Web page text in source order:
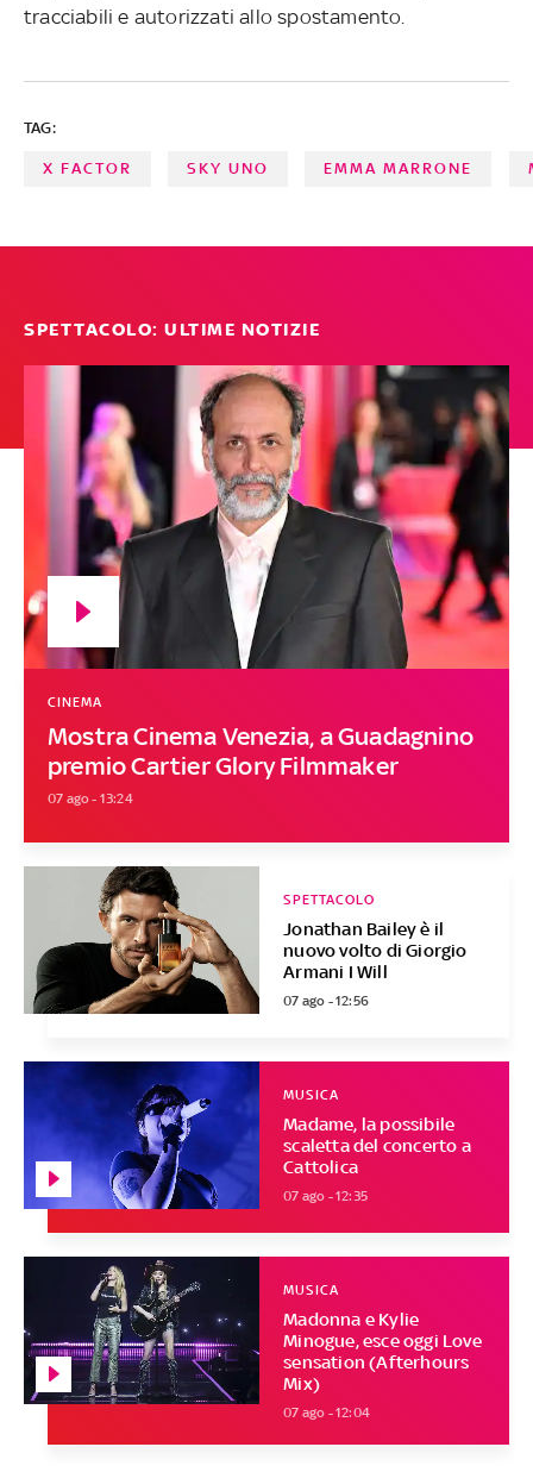
tracciabili e autorizzati allo spostamento.
TAG:
X FACTOR SKY UNO EMMA MARRONE
SPETTACOLO: ULTIME NOTIZIE
Mostra Cinema Venezia, a Guadagnino
premio Cartier Glory Filmmaker
CINEMA
07 ago - 13:24
Jonathan Bailey è il
nuovo volto di Giorgio
Armani I Will
SPETTACOLO
07 ago - 12:56
Madame, la possibile
scaletta del concerto a
Cattolica
MUSICA
07 ago - 12:35
Madonna e Kylie
Minogue, esce oggi Love
sensation (Afterhours
Mix)
MUSICA
07 ago - 12:04